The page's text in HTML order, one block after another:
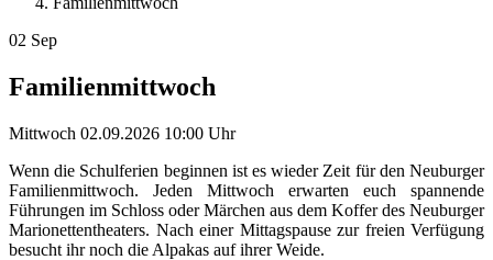
02 Sep
Familienmittwoch
Mittwoch 02.09.2026 10:00 Uhr
Wenn die Schulferien beginnen ist es wieder Zeit für den Neuburger
Familienmittwoch. Jeden Mittwoch erwarten euch spannende
Führungen im Schloss oder Märchen aus dem Koffer des Neuburger
Marionettentheaters. Nach einer Mittagspause zur freien Verfügung
besucht ihr noch die Alpakas auf ihrer Weide.